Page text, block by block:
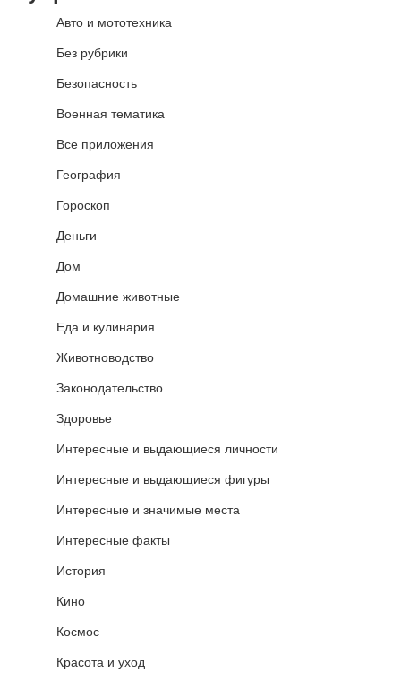
Авто и мототехника
Без рубрики
Безопасность
Военная тематика
Все приложения
География
Гороскоп
Деньги
Дом
Домашние животные
Еда и кулинария
Животноводство
Законодательство
Здоровье
Интересные и выдающиеся личности
Интересные и выдающиеся фигуры
Интересные и значимые места
Интересные факты
История
Кино
Космос
Красота и уход